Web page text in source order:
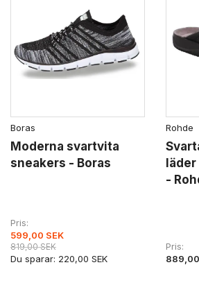
Boras
Moderna svartvita
sneakers - Boras
Pris
599,00 SEK
819,00 SEK
Du sparar: 220,00 SEK
Rohde
-
Pris